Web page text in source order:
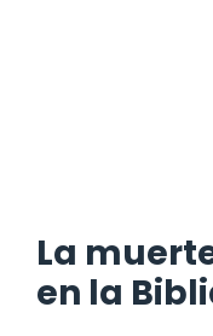
La
en la